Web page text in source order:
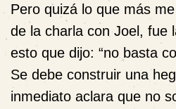
Pero quizá lo que más
de la charla con Joel, fue
esto que dijo: “no basta
Se debe construir una
inmediato aclara que no